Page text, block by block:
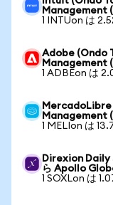
Management
1 INTUon は
Adobe (Ondo
Management
1 ADBEon は
MercadoLibre
Management
1 MELIon は
Direxion Daily
ら Apollo
1 SOXLon は